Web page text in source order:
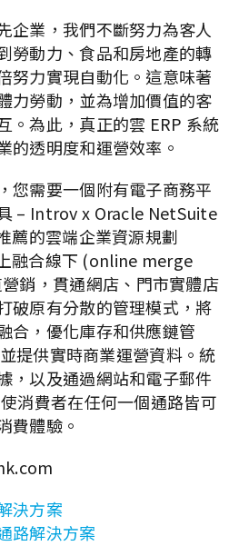
企業，我們不斷努力為客人
勞動力、食品和房地產的轉
努力實現自動化。這意味著
力勞動，並為增加價值的客
。為此，真正的雲 ERP 系統
的透明度和運營效率。
您需要一個附有電子商務平
– Introv x Oracle NetSuite
薦的雲端企業資源規劃
融合線下 (online merge
銷，貫通網店、門市實體店
破原有分散的管理模式，將
合，優化庫存和供應鏈管
提供實時商業運營資料。統
，以及通過網站和電子郵件
消費者在任何一個通路皆可
費體驗。
決方案
路解決方案